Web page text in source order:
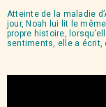
Atteinte de la maladie
jour, Noah lui lit le
propre histoire,
sentiments, elle a écrit,